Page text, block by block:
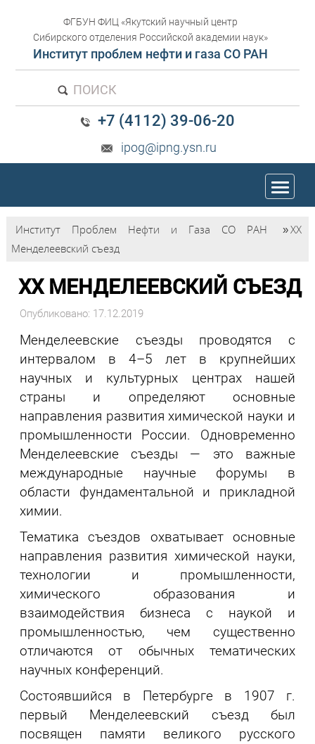
ФГБУН ФИЦ «Якутский научный центр
Сибирского отделения Российской академии наук»
Институт проблем нефти и газа СО РАН
ПОИСК
+7 (4112) 39-06-20
ipog@ipng.ysn.ru
trk
Институт Проблем Нефти и Газа СО РАН »XX
Менделеевский съезд
XX МЕНДЕЛЕЕВСКИЙ СЪЕЗД
Опубликовано: 17.12.2019
Менделеевские съезды проводятся с
интервалом в 4–5 лет в крупнейших
научных и культурных центрах нашей
страны и определяют основные
направления развития химической науки и
промышленности России. Одновременно
Менделеевские съезды — это важные
международные научные форумы в
области фундаментальной и прикладной
химии.
Тематика съездов охватывает основные
направления развития химической науки,
технологии и промышленности,
химического образования и
взаимодействия бизнеса с наукой и
промышленностью, чем существенно
отличаются от обычных тематических
научных конференций.
Состоявшийся в Петербурге в 1907 г.
первый Менделеевский съезд был
посвящен памяти великого русского